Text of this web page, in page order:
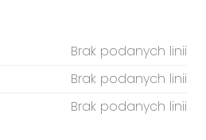
Brak podanych linii
Brak podanych linii
Brak podanych linii